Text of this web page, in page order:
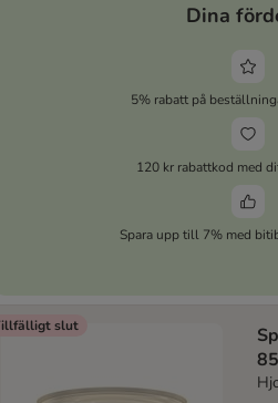
Dina
5% rabatt på
120 kr rabattkod med
Spara upp till 7% med
slut